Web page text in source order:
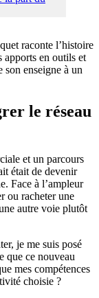
raconte l’histoire
apports en outils et
son enseigne à un
le réseau
et un parcours
était de devenir
Face à l’ampleur
ou racheter une
autre voie plutôt
je me suis posé
que ce nouveau
mes compétences
choisie ?